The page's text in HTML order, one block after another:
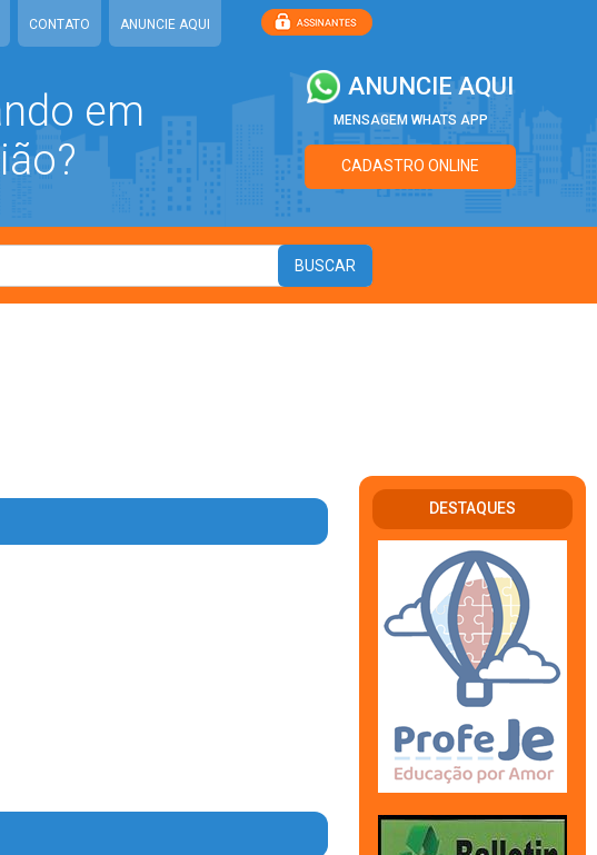
CONTATO ANUNCIE AQUI
em
ANUNCIE AQUI
MENSAGEM WHATS APP
CADASTRO ONLINE
DESTAQUES